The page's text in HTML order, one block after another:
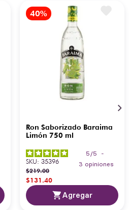
Ron Saborizado Baraima
Limón 750 ml
5 /5
-
3 opiniones
SKU: 35396
$219.00
$131.40
Agregar